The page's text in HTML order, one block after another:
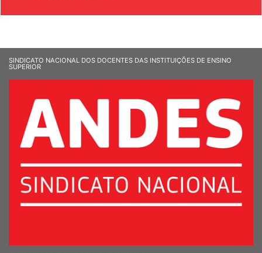
SINDICATO NACIONAL DOS DOCENTES DAS INSTITUIÇÕES DE ENSINO
SUPERIOR